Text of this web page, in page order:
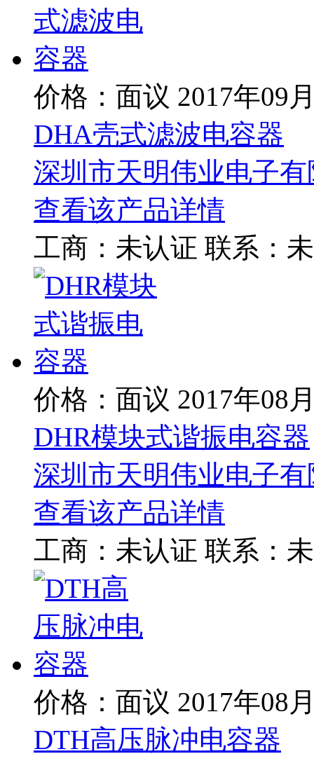
价格：面议 2017年09
DHA壳式滤波电容器
深圳市天明伟业电子
查看该产品详情
工商： 未认证 联系：
价格：面议 2017年08
DHR模块式谐振电容器
深圳市天明伟业电子
查看该产品详情
工商： 未认证 联系：
价格：面议 2017年08
DTH高压脉冲电容器